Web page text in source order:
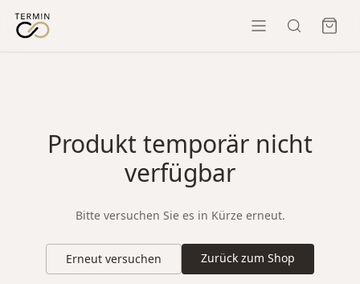
Produkt temporär nicht
verfügbar
Bitte versuchen Sie es in Kürze erneut.
Erneut versuchen Zurück zum Shop